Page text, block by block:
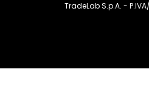
TradeLab S.p.A. -